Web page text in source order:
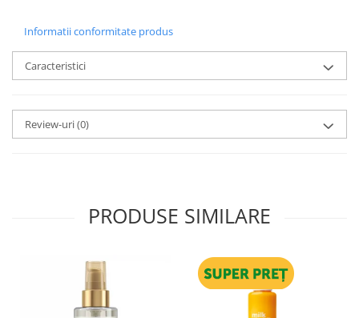
Informatii conformitate produs
Caracteristici
Review-uri(0)
PRODUSE SIMILARE